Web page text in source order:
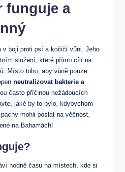
funguje a
v boji proti psí a kočičí vůni. Jeho
složení, které přímo cílí na
Místo toho, aby vůně pouze
neutralizovat bakterie a
často příčinou nežádoucích
jaké by to bylo, kdybychom
mohli poslat na věčnost,
na Bahamách!
hodně času na místech, kde si